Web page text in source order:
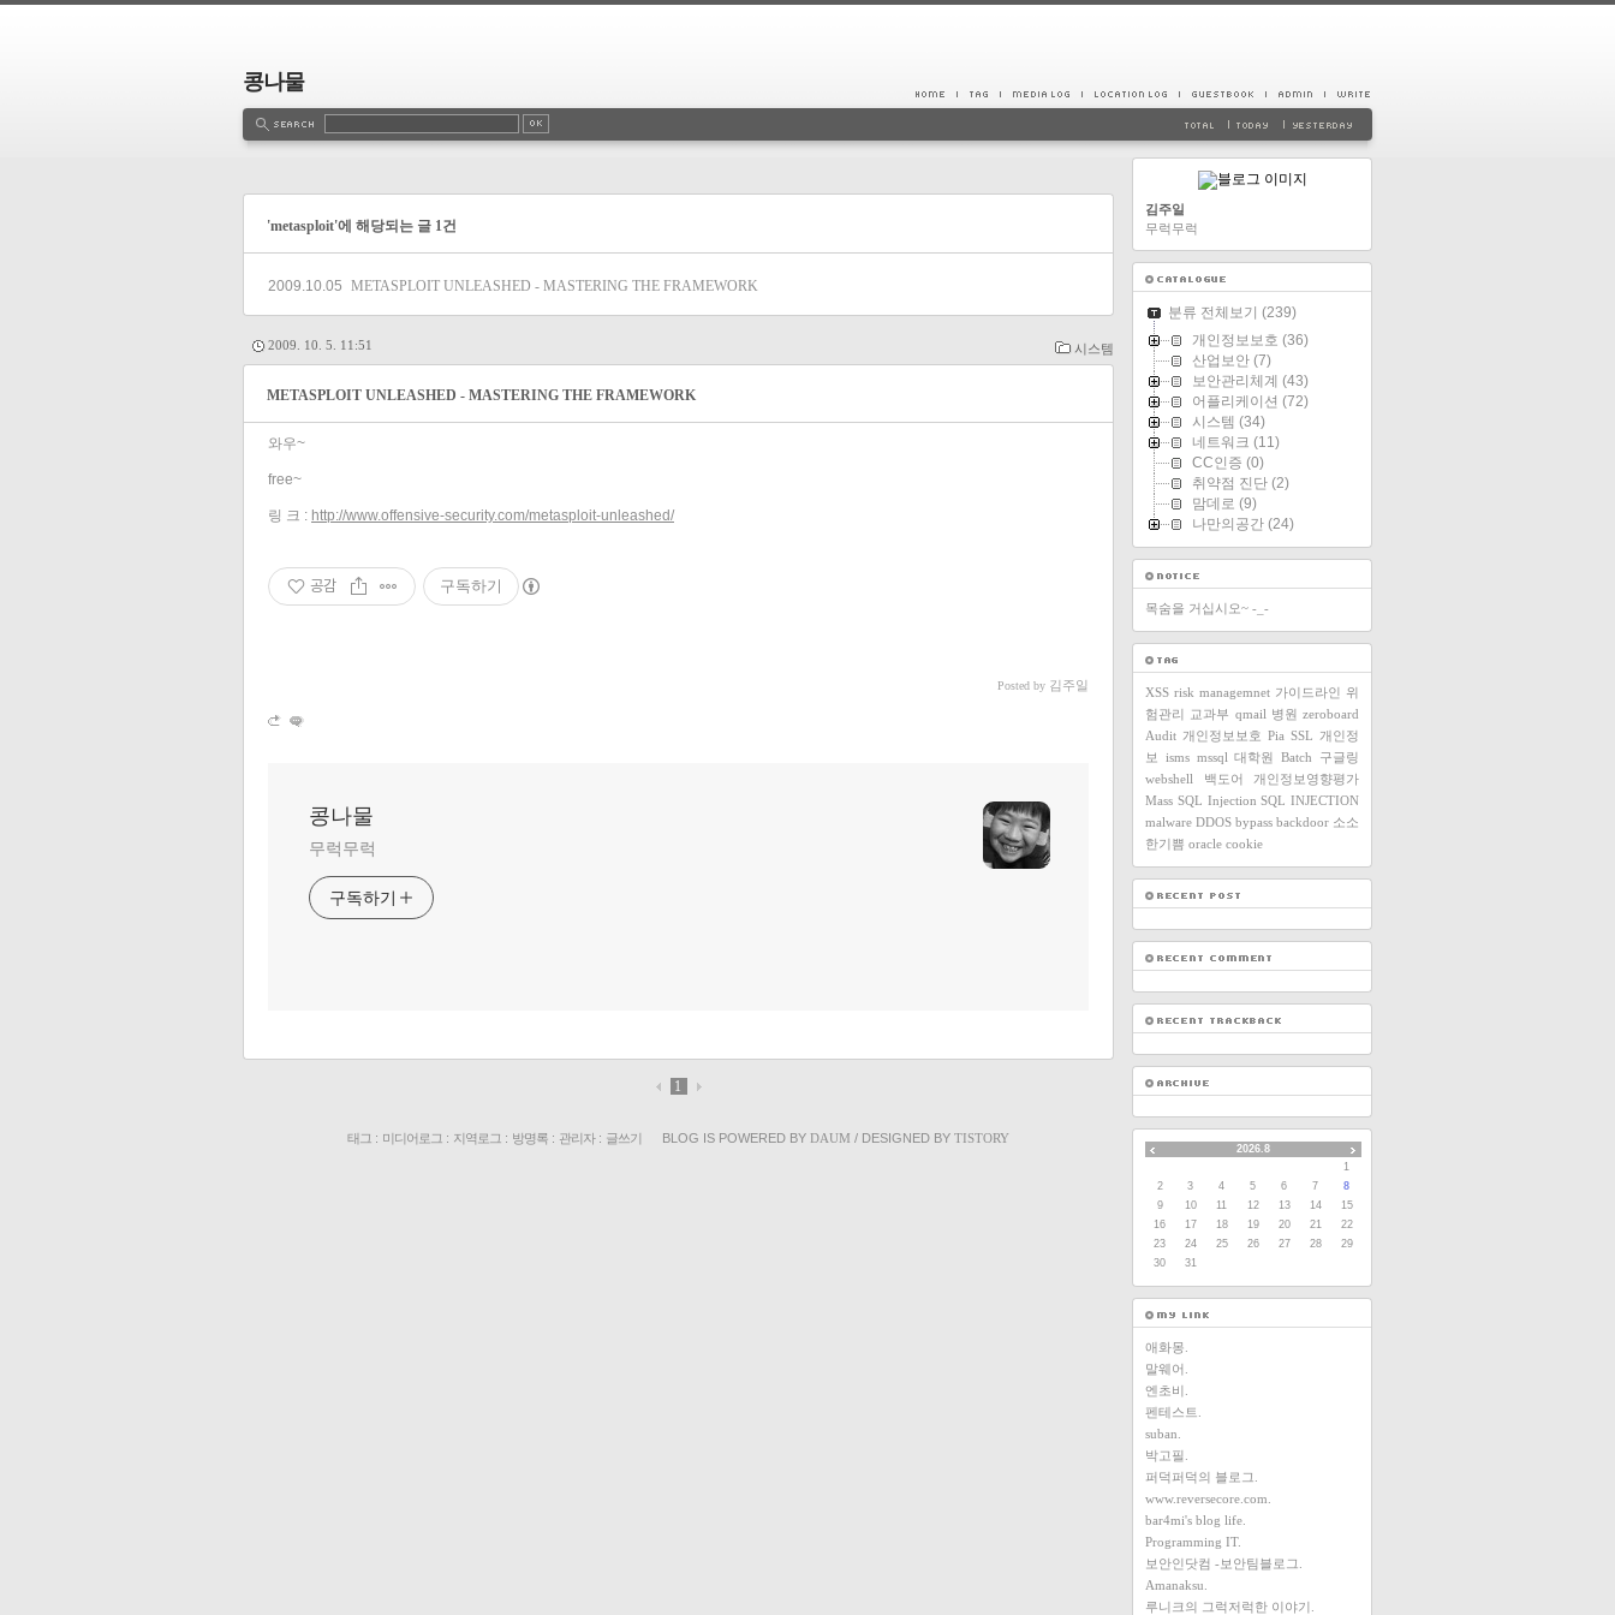
콩나물
'metasploit'에 해당되는 글 1건
2009.10.05 METASPLOIT UNLEASHED - MASTERING THE FRAMEWORK
시스템
2009. 10. 5. 11:51
METASPLOIT UNLEASHED - MASTERING THE FRAMEWORK
와우~
free~
링 크 : http://www.offensive-security.com/metasploit-unleashed/
공감 구독하기
Posted by 김주일
콩나물
무럭무럭
구독하기
1
태그 : 미디어로그 : 지역로그 : 방명록 : 관리자: 글쓰기 BLOG IS POWERED BY DAUM / DESIGNED BY TISTORY
김주일
무럭무럭
분류 전체보기 (239)
개인정보보호 (36)
산업보안 (7)
보안관리체계 (43)
어플리케이션 (72)
시스템 (34)
네트워크 (11)
CC인증 (0)
취약점 진단 (2)
맘데로 (9)
나만의공간 (24)
목숨을 거십시오~ -_-
XSS risk managemnet 가이드라인 위
험관리
교과부 qmail 병원 zeroboard
Audit 개인정보보호 Pia SSL 개인정
보
isms mssql 대학원 Batch
구글링
webshell
백도어
개인정보영향평가
Mass SQL Injection SQL INJECTION
malware DDOS bypass backdoor 소소
한기쁨 oracle cookie
2026.8
1
2
3 4 5 6 7
8
9
10 11 12 13 14
15
16
17 18 19 20 21
22
23
24 25 26 27 28
29
30
31
애화몽.
말웨어.
엔초비.
펜테스트.
suban.
박고필.
퍼덕퍼덕의 블로그.
www.reversecore.com.
bar4mi's blog life.
Programming IT.
보안인닷컴 -보안팀블로그.
Amanaksu.
루니크의 그럭저럭한 이야기.